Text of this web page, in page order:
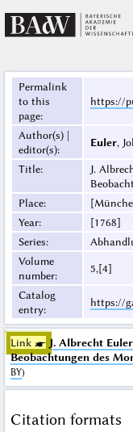
Permalink
to this
page:
https://
Author(s) |
editor(s):
Euler,
Title:
J.
Place:
Year:
[1768]
Series:
Volume
number:
5,[4]
Catalog
entry:
https://
Link ☛ J. Albrecht
Beobachtungen des
BY)
Citation formats